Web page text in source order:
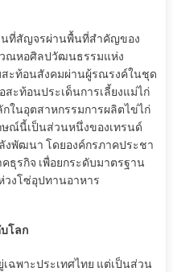
นที่สัญจรผ่านพื้นที่สำคัญของ
วณหอศิลปวัฒนธรรมแห่ง
สะท้อนสังคมผ่านผู้รณรงค์ในชุด
ะท้อนประเด็นการเลี้ยงแม่ไก่
ในอุตสาหกรรมการผลิตไข่ไก่
ณ์นี้เป็นส่วนหนึ่งของเทรนด์
งพัฒนา โดยองค์กรภาคประชา
ธุรกิจ เพื่อยกระดับมาตรฐาน
งโซ่อุปทานอาหาร
โลก
ฉพาะประเทศไทย แต่เป็นส่วน